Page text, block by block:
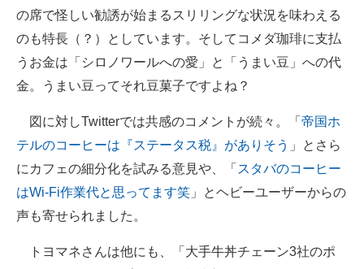
の席で怪しい勧誘が始まるスリリングな状況を味わえる
のも特長（？）としています。そしてコメダ珈琲に支払
うお金は「シロノワールへの愛」と「うまい豆」への代
金。うまい豆ってそれ豆菓子ですよね？
図に対しTwitterでは共感のコメントが続々。「 帝国ホ
テルのコーヒーは『ステータス税』がありそう 」とさら
にカフェの細分化を試みる意見や、「 スタバのコーヒー
はWi-Fi作業代と思ってます笑 」とヘビーユーザーからの
声も寄せられました。
トヨマネさんは他にも、「大手牛丼チェーン3社のポ